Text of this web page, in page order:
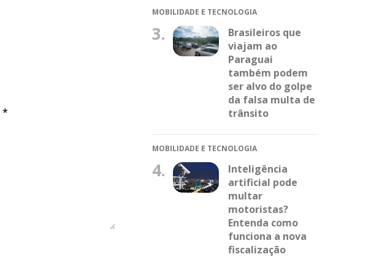
*
MOBILIDADE E TECNOLOGIA
3.
Brasileiros que
viajam ao
Paraguai
também podem
ser alvo do golpe
da falsa multa de
trânsito
MOBILIDADE E TECNOLOGIA
4.
Inteligência
artificial pode
multar
motoristas?
Entenda como
funciona a nova
fiscalização